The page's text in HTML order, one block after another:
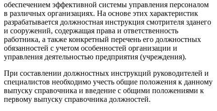
обеспечением эффективной системы управления персоналом
в различных организациях. На основе этих характеристик
разрабатывается должностная инструкция смотрителя зданего
и сооружений, содержащая права и ответственность
работника, а также конкретный перечень его должностных
обязанностей с учетом особенностей организации и
управления деятельностью предприятия (учреждения).
При составлении должностных инструкций руководителей и
специалистов необходимо учесть общие положения к данному
выпуску справочника и введение с общими положениями к
первому выпуску справочника должностей.